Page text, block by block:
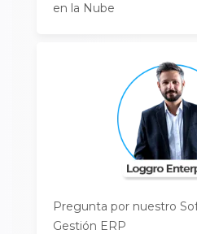
en la Nube
Pregunta por nuestro
Gestión ERP